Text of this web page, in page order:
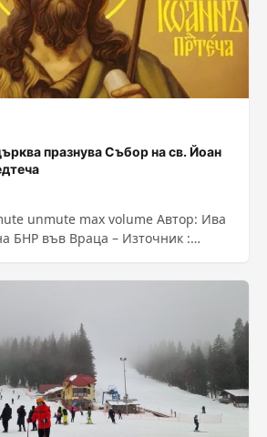
празнува Събор на св. Йоан
unmute max volume Автор: Ива
БНР във Враца – Източник :